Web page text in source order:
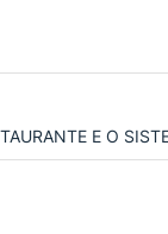
E O